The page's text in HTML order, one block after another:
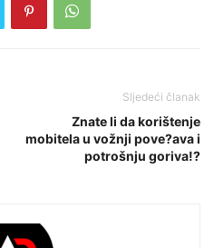
Sljedeći članak
Znate li da korištenje
mobitela u vožnji pove?ava i
potrošnju goriva!?